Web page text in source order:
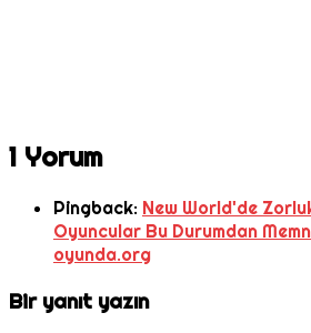
1 Yorum
Pingback: New World'de
Oyuncular Bu Durumdan
oyunda.org
Bir yanıt yazın